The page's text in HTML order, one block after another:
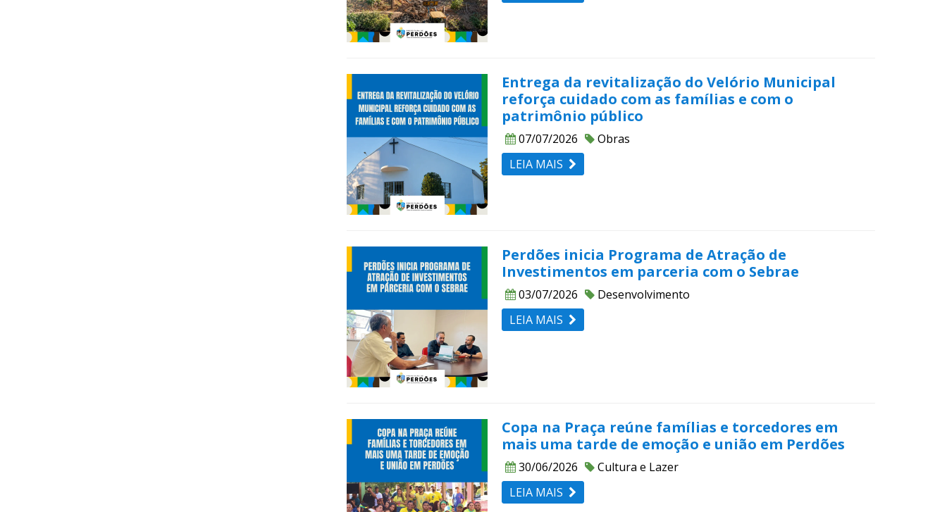
Entrega da revitalização do Velório Municipal
reforça cuidado com as famílias e com o
patrimônio público
07/07/2026
Obras
LEIA MAIS
Perdões inicia Programa de Atração de
Investimentos em parceria com o Sebrae
03/07/2026
Desenvolvimento
LEIA MAIS
Copa na Praça reúne famílias e torcedores em
mais uma tarde de emoção e união em Perdões
30/06/2026
Cultura e Lazer
LEIA MAIS